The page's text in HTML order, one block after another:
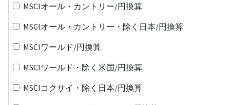
MSCIオール・カントリー/円換算
MSCIオール・カントリー・除く日本/円換算
MSCIワールド/円換算
MSCIワールド・除く米国/円換算
MSCIコクサイ・除く日本/円換算